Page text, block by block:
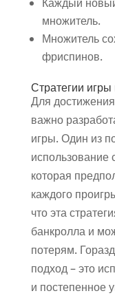
множитель.
Множитель
фриспинов.
Стратегии
Для
важно
игры. Один из
использование
которая
каждого
что эта
банкролла и
потерям.
подход – это
и постепенное